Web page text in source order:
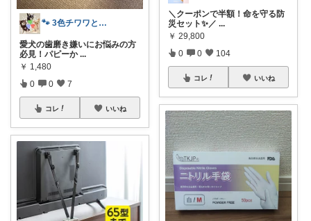
🐾 3色チワワと12年｜予防医療で健康
愛犬の歯磨き嫌いにお悩みの方
必見！パピーか ...
￥ 1,480
0 0 7
コレ いいね
＼クーポンで半額！命を守る防
災セット✨／ ...
￥ 29,800
0 0 104
コレ いいね